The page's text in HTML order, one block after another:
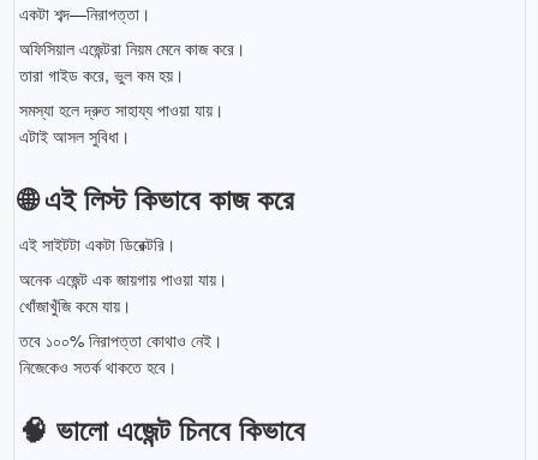
একটা শব্দ—নিরাপত্তা।
অফিসিয়াল এজেন্টরা নিয়ম মেনে কাজ করে।
তারা গাইড করে, ভুল কম হয়।
সমস্যা হলে দ্রুত সাহায্য পাওয়া যায়।
এটাই আসল সুবিধা।
🌐 এই লিস্ট কিভাবে কাজ করে
এই সাইটটা একটা ডিরেক্টরি।
অনেক এজেন্ট এক জায়গায় পাওয়া যায়।
খোঁজাখুঁজি কমে যায়।
তবে ১০০% নিরাপত্তা কোথাও নেই।
নিজেকেও সতর্ক থাকতে হবে।
🧠 ভালো এজেন্ট চিনবে কিভাবে